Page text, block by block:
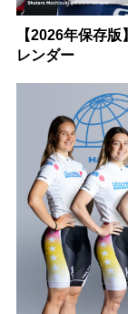
【2026年保存
レンダー